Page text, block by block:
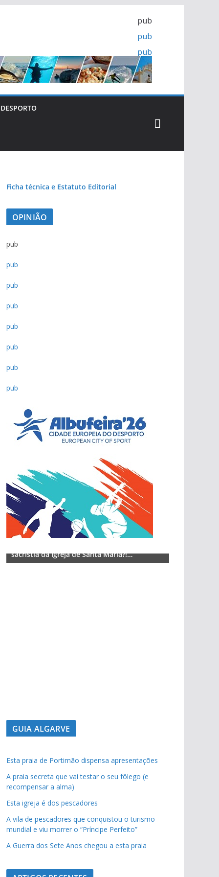
pub
pub
pub
DESPORTO
Ficha técnica e Estatuto Editorial
OPINIÃO
pub
pub
pub
pub
pub
pub
pub
pub
sacristia da Igreja de Santa Maria?!…
GUIA ALGARVE
Esta praia de Portimão dispensa apresentações
A praia secreta que vai testar o seu fôlego (e
recompensar a alma)
Esta igreja é dos pescadores
A vila de pescadores que conquistou o turismo
mundial e viu morrer o “Príncipe Perfeito”
A Guerra dos Sete Anos chegou a esta praia